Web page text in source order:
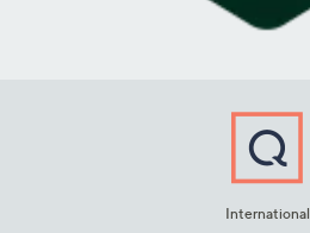
International